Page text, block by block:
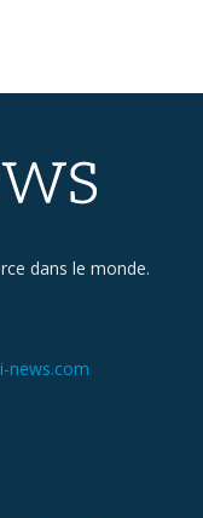
dans le monde.
news.com